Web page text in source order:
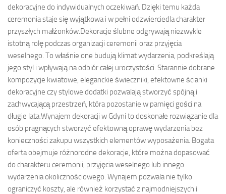
dekoracyjne do indywidualnych oczekiwań. Dzięki temu każda
ceremonia staje się wyjątkowa i w pełni odzwierciedla charakter
przyszłych małżonków.Dekoracje ślubne odgrywają niezwykle
istotną rolę podczas organizacji ceremonii oraz przyjęcia
weselnego. To właśnie one budują klimat wydarzenia, podkreślają
jego styl i wpływają na odbiór całej uroczystości. Starannie dobrane
kompozycje kwiatowe, eleganckie świeczniki, efektowne ścianki
dekoracyjne czy stylowe dodatki pozwalają stworzyć spójną i
zachwycającą przestrzeń, która pozostanie w pamięci gości na
długie lata.Wynajem dekoracji w Gdyni to doskonałe rozwiązanie dla
osób pragnących stworzyć efektowną oprawę wydarzenia bez
konieczności zakupu wszystkich elementów wyposażenia. Bogata
oferta obejmuje różnorodne dekoracje, które można dopasować
do charakteru ceremonii, przyjęcia weselnego lub innego
wydarzenia okolicznościowego. Wynajem pozwala nie tylko
ograniczyć koszty, ale również korzystać z najmodniejszych i